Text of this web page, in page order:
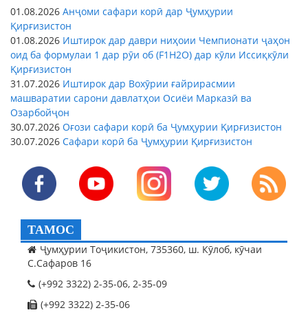
01.08.2026 Анҷоми сафари корӣ дар Ҷумҳурии
Қирғизистон
01.08.2026 Иштирок дар даври ниҳоии Чемпионати ҷаҳон
оид ба формулаи 1 дар рӯи об (F1H2O) дар кӯли Иссиқкӯли
Қирғизистон
31.07.2026 Иштирок дар Вохӯрии ғайрирасмии
машваратии сарони давлатҳои Осиёи Марказӣ ва
Озарбойҷон
30.07.2026 Оғози сафари корӣ ба Ҷумҳурии Қирғизистон
30.07.2026 Сафари корӣ ба Ҷумҳурии Қирғизистон
ТАМОС
Ҷумҳурии Тоҷикистон, 735360, ш. Кӯлоб, кӯчаи
С.Сафаров 16
(+992 3322) 2-35-06, 2-35-09
(+992 3322) 2-35-06